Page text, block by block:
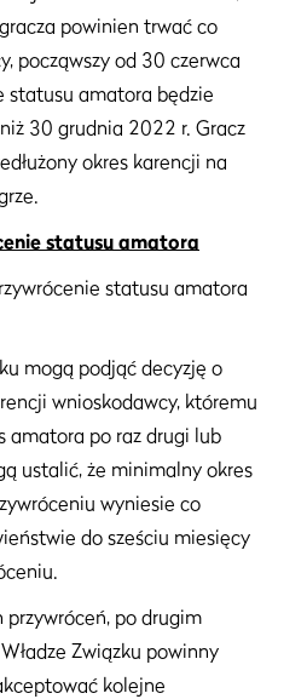
powinien trwać co
począwszy od 30 czerwca
statusu amatora będzie
30 grudnia 2022 r. Gracz
okres karencji na
statusu amatora
statusu amatora
mogą podjąć decyzję o
wnioskodawcy, któremu
amatora po raz drugi lub
ustalić, że minimalny okres
wyniesie co
do sześciu miesięcy
po drugim
Związku powinny
kolejne